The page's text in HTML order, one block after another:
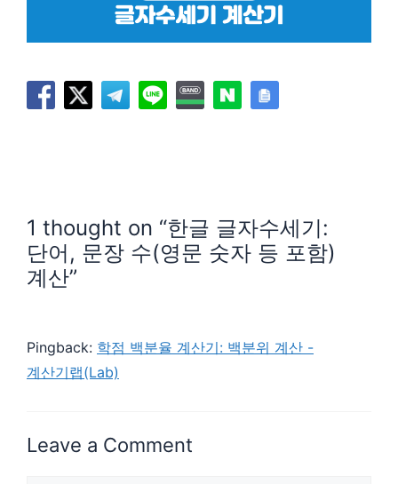
1 thought on “한글 글자수세기:
단어, 문장 수(영문 숫자 등 포함)
계산”
Pingback: 학점 백분율 계산기: 백분위 계산 -
계산기랩(Lab)
Leave a Comment